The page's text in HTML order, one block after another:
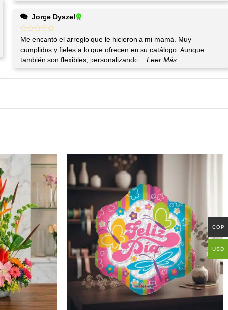
Jorge Dyszel
Me encantó el arreglo que le hicieron a mi mamá. Muy
cumplidos y fieles a lo que ofrecen en su catálogo. Aunque
también son flexibles, personalizando
...Leer Más
COP
USD